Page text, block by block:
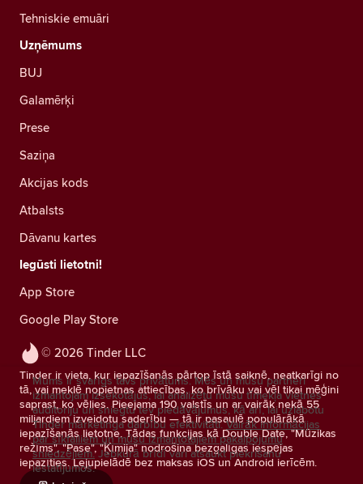
© 2026 Tinder LLC
Tinder ir vieta, kur iepazīšanās pārtop īstā saiknē, neatkarīgi no
tā, vai meklē nopietnas attiecības, ko brīvāku vai vēl tikai mēģini
saprast, ko vēlies. Pieejama 190 valstīs un ar vairāk nekā 55
miljardiem izveidotu saderību — tā ir pasaulē populārākā
iepazīšanās lietotne. Tādas funkcijas kā Double Date, "Mūzikas
režīms", "Pase", "Ķīmija" nodrošina bezgalīgas iespējas
iepazīties. Lejupielādē bez maksas iOS un Android ierīcēm.
Tehniskie emuāri
Uzņēmums
BUJ
Galamērķi
Prese
Saziņa
Akcijas kods
Atbalsts
Dāvanu kartes
Iegūsti lietotni!
App Store
Google Play Store
Mums ir svarīgs tavs privātums. Mēs un mūsu partneri
izmantojam izsekotājus, lai analizētu mūsu tīmekļa vietnes
auditoriju un sniegtu tev piedāvājumus, kā arī, lai uzlabotu
Tinder mārketinga darbību efektivitāti. Vairāk informācijas
par sīkfailiem un mūsu izmantotajiem pakalpojumu
sniedzējiem. Jebkurā brīdī vari atsaukt piekrišanu
iestatījumos.